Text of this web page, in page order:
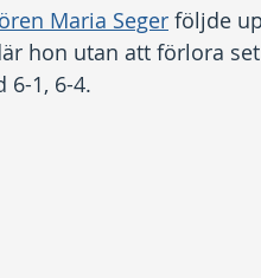
Maria Seger följde
hon utan att förlora
6-1, 6-4.